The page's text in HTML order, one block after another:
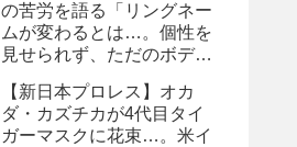
の苦労を語る「リングネー
ムが変わるとは…。個性を
見せられず、ただのボディ
【新日本プロレス】オカ
ダ・カズチカが4代目タイ
ガーマスクに花束…。米イ